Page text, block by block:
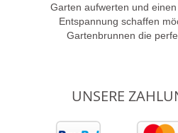
Garten aufwerten und
Entspannung schaffen
Gartenbrunnen die
UNSERE